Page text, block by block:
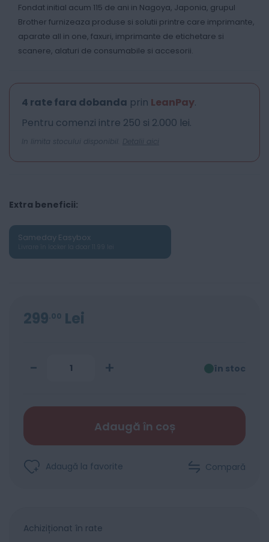
Fondat initial acum 115 de ani in Nagoya, Japonia, grupul
Brother furnizeaza produse si solutii printre care imprimante,
aparate all in one, faxuri, imprimante de etichetare si
scanere, alaturi de consumabile si accesorii.
4 rate fara dobanda prin LeanPay.
Pentru comenzi intre 250 si 2.000 lei.
In limita stocului disponibil. Detalii aici
Extra beneficii:
Sameday Easybox
299 00 Lei
- + în stoc
Adaugă în coș
Adaugă la favorite Compară
Achiziționat în rate